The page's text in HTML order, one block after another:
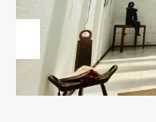
Previous